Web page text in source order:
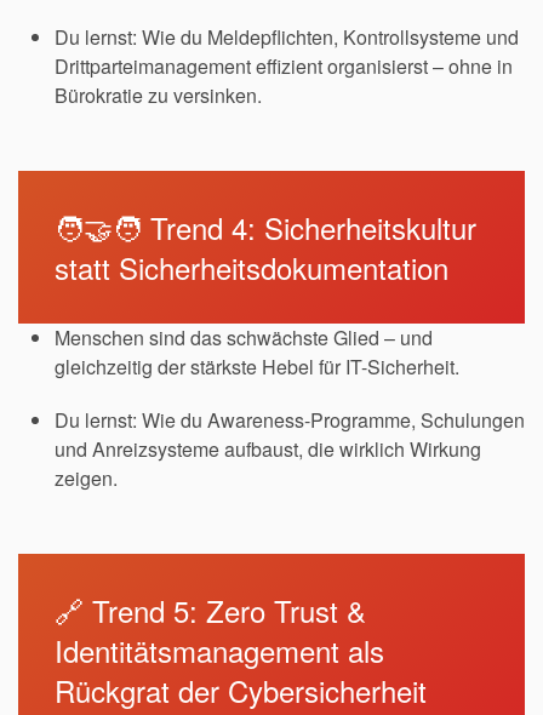
Du lernst: Wie du Meldepflichten, Kontrollsysteme und
Drittparteimanagement effizient organisierst – ohne in
Bürokratie zu versinken.
🧑‍🤝‍🧑 Trend 4: Sicherheitskultur
statt Sicherheitsdokumentation
Menschen sind das schwächste Glied – und
gleichzeitig der stärkste Hebel für IT-Sicherheit.
Du lernst: Wie du Awareness-Programme, Schulungen
und Anreizsysteme aufbaust, die wirklich Wirkung
zeigen.
🔗 Trend 5: Zero Trust &
Identitätsmanagement als
Rückgrat der Cybersicherheit